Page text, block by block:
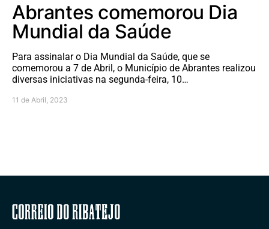
Abrantes comemorou Dia
Mundial da Saúde
Para assinalar o Dia Mundial da Saúde, que se
comemorou a 7 de Abril, o Município de Abrantes realizou
diversas iniciativas na segunda-feira, 10…
11 de Abril, 2023
Correio do Ribatejo